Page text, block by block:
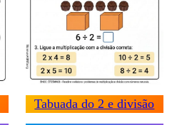
Tabuada do 2 e divisão